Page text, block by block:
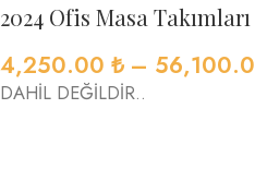
2024 Ofis Masa Takımları
4,250.00 ₺ –
DAHİL DEĞİLDİR..